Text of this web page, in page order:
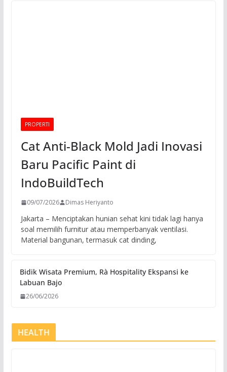
PROPERTI
Cat Anti-Black Mold Jadi Inovasi
Baru Pacific Paint di
IndoBuildTech
09/07/2026 Dimas Heriyanto
Jakarta – Menciptakan hunian sehat kini tidak lagi hanya
soal memilih furnitur atau memperbanyak ventilasi.
Material bangunan, termasuk cat dinding,
Bidik Wisata Premium, Rà Hospitality Ekspansi ke
Labuan Bajo
26/06/2026
HEALTH